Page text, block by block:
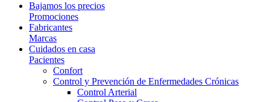
Bajamos los precios
Promociones
Fabricantes
Marcas
Cuidados en casa
Pacientes
Confort
Control y Prevención de Enfermedades Crónicas
Control Arterial